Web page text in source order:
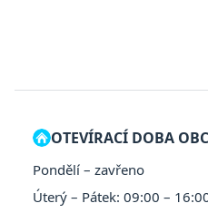
OTEVÍRACÍ DOBA
Pondělí – zavřeno
Úterý – Pátek: 09:00 –